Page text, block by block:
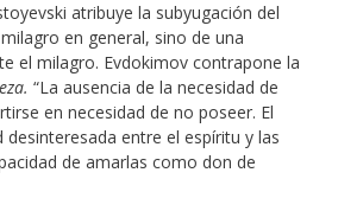
atribuye la subyugación del
en general, sino de una
el milagro. Evdokimov contrapone la
“La ausencia de la necesidad de
en necesidad de no poseer. El
desinteresada entre el espíritu y las
de amarlas como don de